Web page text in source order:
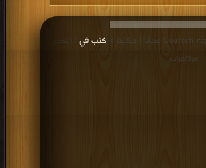
كتب في
| التحميل :
مرة/مرات